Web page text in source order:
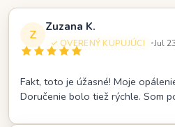
Z
Zuzana K.
OVERENÝ KUPUJÚCI •Jul
Fakt, toto je úžasné! Moje
Doručenie bolo tiež rýchle. Som